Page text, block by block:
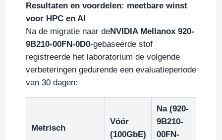
Over Ons
Fabriekstour
Neem contact met ons op
Resultaten en voordelen: meetbare winst
voor HPC en AI
Na de migratie naar deNVIDIA Mellanox 920-
9B210-00FN-0D0-gebaseerde stof
registreerde het laboratorium de volgende
verbeteringen gedurende een evaluatieperiode
van 30 dagen:
Metrisch
Vóór
(100GbE)
Na (920-
9B210-
00FN-